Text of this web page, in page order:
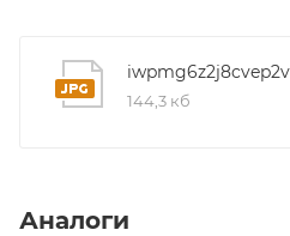
144,3 кб
Аналоги